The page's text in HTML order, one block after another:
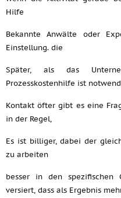
Hilfe
Bekannte Anwälte oder
Einstellung. die
Später, als das
Prozesskostenhilfe ist
Kontakt öfter gibt es eine
in der Regel,
Es ist billiger, dabei der
zu arbeiten
besser in den spezifischen
versiert, dass als Ergebnis